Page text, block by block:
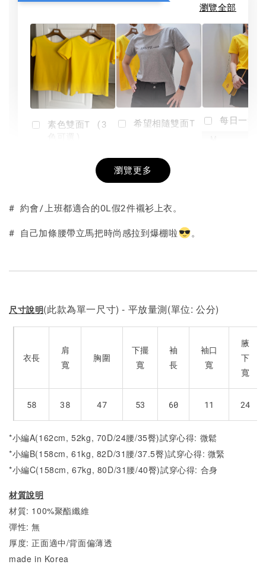
瀏覽全部
素色雙面T (3
+
希望相隨雙面T
NT$ 190
-
每日一笑
加入購物車
瀏覽更多
# 約會/上班都適合的OL假2件襯衫上衣。
# 自己加條腰帶立馬把時尚感拉到爆棚啦 。
尺寸說明(此款為單一尺寸) - 平放量測(單位: 公分)
衣長
肩
寬
胸圍
下擺
寬
袖
長
袖口
寬
腋
下
寬
58 38 47 53 60 11 24
*小編A(162cm, 52kg, 70D/24腰/35臀)試穿心得: 微鬆
*小編B(158cm, 61kg, 82D/31腰/37.5臀)試穿心得: 微緊
*小編C(158cm, 67kg, 80D/31腰/40臀)試穿心得: 合身
材質說明
材質: 100%聚酯纖維
彈性: 無
厚度: 正面適中/背面偏薄透
made in Korea